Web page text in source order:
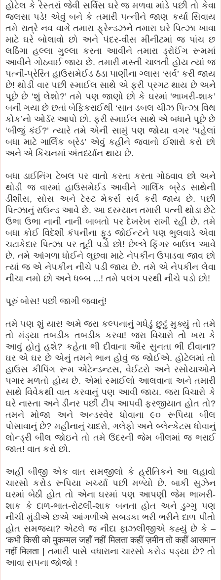
હોટેલ કે રેસ્તરાં જેવી સર્વિસ ઘરે જ મળવા માંડે પછી તો કેવા
જલસા પડે! એવું બને કે તમારી પત્નીને જાણ કર્યા સિવાય
તમે રાત્રે નવ વાગે તમારા ફ્રેન્ડઝને તમારા ઘરે પિત્ઝા ખાવા
માટે ઘરે બોલાવો છો અને પંદર-વીસ મીનીટમાં જ પાંચ છ
લઠિંગા હલ્લા ગુલ્લા કરતા આવીને તમારા ડ્રોઈંગ રૂમમાં
આવીને ગોઠવાઈ જાય છે. તમારી મસ્તી ચાલતી હોય ત્યાં જ
પત્ની-પ્રેરિત હાઉસમેઈડ ઠંડા પાણીના ગ્લાસ ‘સર્વ’ કરી જાય
છે! થોડી વાર પછી સ્માઈલ સાથે એ ફરી પ્રગટ થાય છે અને
પૂછે છે ‘શું લેશો?’ તમે પણ જાણો છો કે ઘરમાં ‘ભાખરી-શાક’
બની ગયા છે છતાં બેફિકરાઈથી ‘સાત ડબલ ચીઝ પિત્ઝા વિથ
કોક’નો ઓર્ડર આપો છો. ફરી સ્માઈલ સાથે એ બધાને પૂછે છે
‘બીજું કંઈ?’ ત્યારે તમે એની સામું પણ જોયા વગર ‘પહેલાં
બધા માટે ગાર્લિક બ્રેડ’ એવું કહીને જવાનો ઈશારો કરો છો
અને એ કિચનમાં અંતર્ધ્યાન થાય છે.
બધા ડાઈનિંગ ટેબલ પર વાતો કરતા કરતા ગોઠવાવ છો અને
થોડી જ વારમાં હાઉસમેઈડ આવીને ગાર્લિક બ્રેડ સાથેની
ડીશીસ, સોસ અને ટેસ્ટ મેકર્સ સર્વ કરી જાય છે. પછી
પિત્ઝાનું રાઉન્ડ આવે છે. આ દરમ્યાન તમારી પત્ની થોડા છેટે
ઉભા ઉભા નાની નાની બાબતો પર દેખરેખ રાખી રહી છે. તમે
બધા કોઈ વિદેશી કંપનીના ફૂડ જોઈન્ટને પણ ભુલવાડે એવા
ચટાકેદાર પિત્ઝા પર તૂટી પડો છો! છેલ્લે ફિંગર બાઉલ આવે
છે. તમે આંગળા ધોઈને લૂછવા માટે નેપકીન ઉપાડવા જાવ છો
ત્યાં જ એ નેપકીન નીચે પડી જાય છે. તમે એ નેપકીન લેવા
નીચા નમો છો અને ધબ્બ ...! તમે પલંગ પરથી નીચે પડો છો!
પૂરું બોસ! પછી જાગી જવાનું!
તમે પણ શું યાર! અમે જરા કલ્પનાનું ગધેડું છુટ્ટું મુક્યું તો તમે
તો મંડ્યા તબડીક તબડીક કરવા! જરા વિચારો તો ખરા કે
આવું હોતું હશે? કહેતા ભી દીવાના ઔર સુનતા ભી દીવાના?
ઘર એ ઘર છે એનું તમને ભાન હોવું જ જોઈએ. હોટેલમાં તો
હાઉસ કીપિંગ રૂમ એટેન્ડન્ટસ, વેઈટરો અને રસોયાઓને
પગાર મળતો હોય છે. એમાં સ્માઈલો આલવાના અને તમારી
સાથે વિવેકથી વાત કરવાનું પણ આવી જાય. જરા વિચારો કે
ઘરે નાસ્તા અને ડીનર પછી ટીપ આપવી ફરજીયાત હોત તો?
તમને મોજા અને અન્ડરવેર ધોવાના ૯૦ રૂપિયા બીલ
પોસાવાનું છે? મહીનાનું ચાદરો, ગલેફો અને બ્લેન્કેટસ ધોવાનું
લોન્ડ્રી બીલ જોઇને તો તમે ઉંદરની જેમ બીલમાં જ ભરાઈ
જાત! વાત કરો છો.
અહીં બીજી એક વાત સમજીલો કે હ્રીતિકને આ લહાવો
ચારસો કરોડ રૂપિયા ખર્ચ્યા પછી મળ્યો છે. બાકી સુઝેન
ઘરમાં બેઠી હોત તો એના ઘરમાં પણ આપણી જેમ ભાખરી-
શાક કે દાળ-ભાત-રોટલી-શાક બનતા હોત અને ડુગ્ગુ પણ
નીચી મુંડીએ છએ આંગળીએ સબડકા ભરી ભરીને દાળ પીતો
હોત સમજ્યા? એટલે જ નીદા ફાઝલીજીએ કહ્યું છે કે –
‘कभी किसी को मुकम्मल जहाँ नहीं मिलता कहीं ज़मीन तो कहीं आसमान
नहीं मिलता | તમારી પાસે વધારાના ચારસો કરોડ પડ્યા છે? તો
આવા સપના જોજો !